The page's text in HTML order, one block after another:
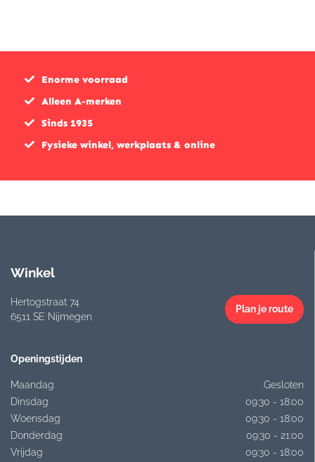
Enorme voorraad
Alleen A-merken
Sinds 1935
Fysieke winkel, werkplaats & online
Winkel
Hertogstraat 74
6511 SE Nijmegen
Plan je route
Openingstijden
Maandag
Gesloten
Dinsdag
09:30 - 18:00
Woensdag
09:30 - 18:00
Donderdag
09:30 - 21:00
Vrijdag
09:30 - 18:00